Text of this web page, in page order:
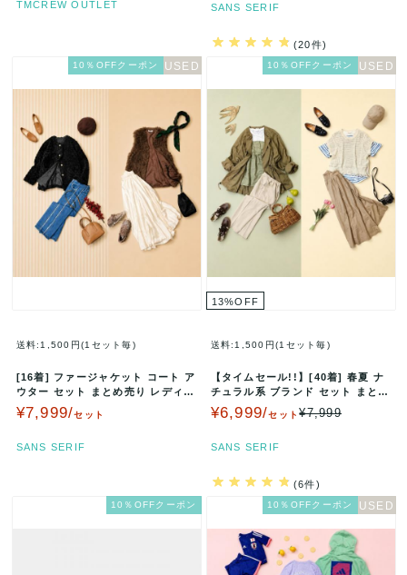
TMCREW OUTLET SANS SERIF
(20件)
10％OFFクーポン
送料:1,500円(1セット毎)
[16着] ファージャケット コート ア
ウター セット まとめ売り レディー
ス ベスト ジレ プード…
¥7,999/セット
SANS SERIF
10％OFFクーポン
13%OFF
送料:1,500円(1セット毎)
【タイムセール!!】[40着] 春夏 ナ
チュラル系 ブランド セット まとめ
売り chocol ra…
¥6,999/セット¥7,999
SANS SERIF
(6件)
10％OFFクーポン 10％OFFクーポン